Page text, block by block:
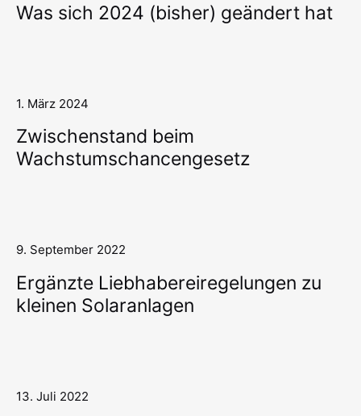
Was sich 2024 (bisher) geändert hat
1. März 2024
Zwischenstand beim
Wachstumschancengesetz
9. September 2022
Ergänzte Liebhabereiregelungen zu
kleinen Solaranlagen
13. Juli 2022